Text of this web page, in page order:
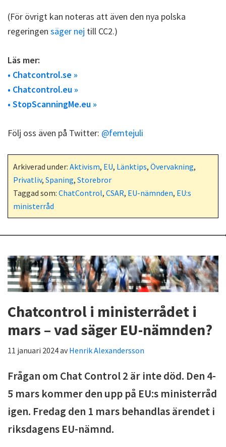
(För övrigt kan noteras att även den nya polska
regeringen säger nej till CC2.)
Läs mer:
• Chatcontrol.se »
• Chatcontrol.eu »
• StopScanningMe.eu »
Följ oss även på Twitter: @femtejuli
Arkiverad under: Aktivism, EU, Länktips, Övervakning,
Privatliv, Spaning, Storebror
Taggad som: ChatControl, CSAR, EU-nämnden, EU:s
ministerråd
Chatcontrol i ministerrådet i
mars – vad säger EU-nämnden?
11 januari 2024avHenrik Alexandersson
Frågan om Chat Control 2 är inte död. Den 4-
5 mars kommer den upp på EU:s ministerråd
igen. Fredag den 1 mars behandlas ärendet i
riksdagens EU-nämnd.